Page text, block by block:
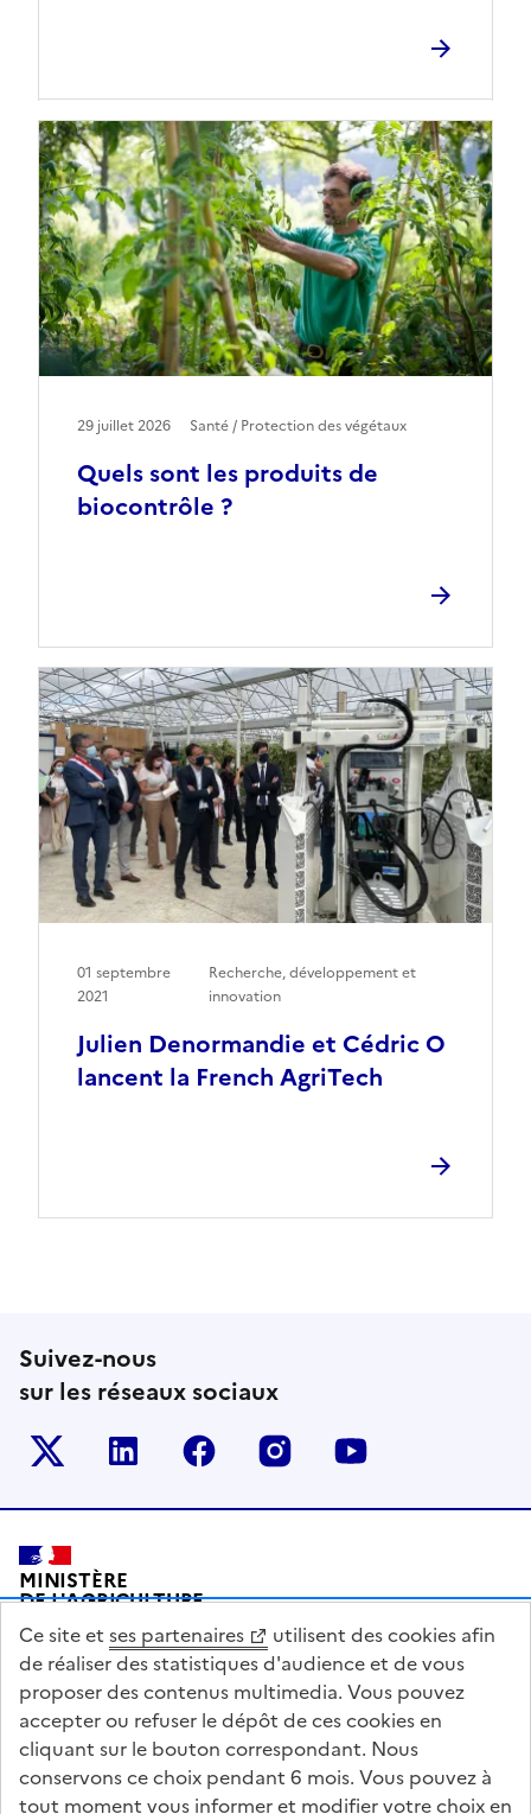
Quels sont les produits de
biocontrôle ?
29 juillet 2026 Santé / Protection des végétaux
Julien Denormandie et Cédric O
lancent la French AgriTech
01 septembre
2021
Recherche, développement et
innovation
Suivez-nous
sur les réseaux sociaux
Le ministère sur Twitter
Le ministère sur LinkedIn
Le ministère sur Facebook
Le ministère sur
Pied de page
MINISTÈRE
DE L'AGRICULTURE
DE L'AGRO-ALIMENTAIRE
ET DE LA SOUVERAINETÉ
ALIMENTAIRE
legifrance.gouv.fr info.gouv.fr
Ce site et ses partenaires
utilisent des cookies afin
de réaliser des statistiques d'audience et de vous
proposer des contenus multimedia. Vous pouvez
accepter ou refuser le dépôt de ces cookies en
cliquant sur le bouton correspondant. Nous
conservons ce choix pendant 6 mois. Vous pouvez à
tout moment vous informer et modifier votre choix en